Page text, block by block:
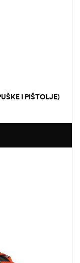
I PIŠTOLJE)